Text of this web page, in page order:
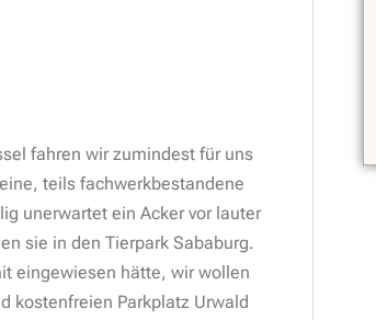
fahren wir zumindest für uns
teils fachwerkbestandene
unerwartet ein Acker vor lauter
sie in den Tierpark Sababurg.
eingewiesen hätte, wir wollen
kostenfreien Parkplatz Urwald